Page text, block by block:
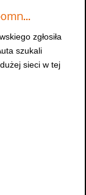
zgłosiła
szukali
sieci w tej